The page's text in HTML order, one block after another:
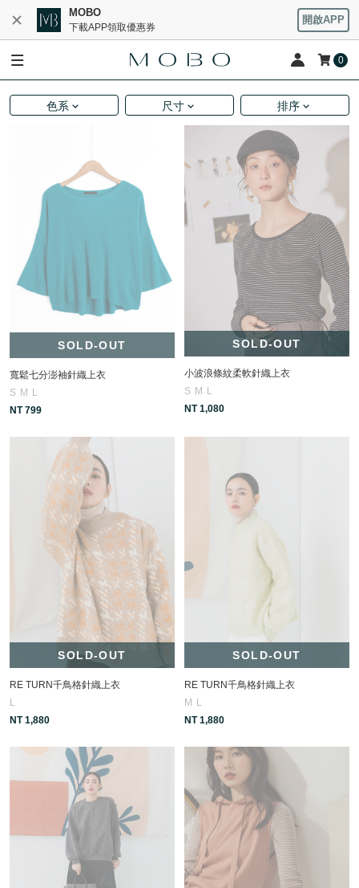
MOBO
下載APP領取優惠券
開啟APP
0
色系 尺寸 排序
SOLD-OUT
寬鬆七分澎袖針織上衣
S M L
NT 799
SOLD-OUT
小波浪條紋柔軟針織上衣
S M
L
NT 1,080
SOLD-OUT
RE TURN千鳥格針織上衣
L
NT 1,880
SOLD-OUT
RE TURN千鳥格針織上衣
M
L
NT 1,880